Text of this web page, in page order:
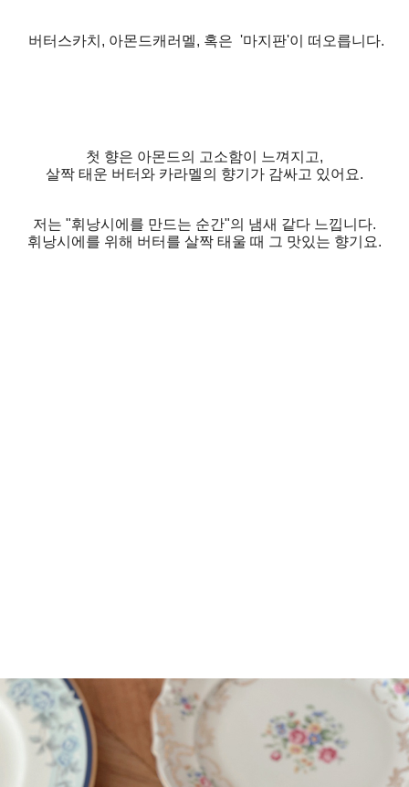
버터스카치, 아몬드캐러멜, 혹은 '마지판'이 떠오릅니다.
첫 향은 아몬드의 고소함이 느껴지고,
살짝 태운 버터와 카라멜의 향기가 감싸고 있어요.
저는 "휘낭시에를 만드는 순간"의 냄새 같다 느낍니다.
휘낭시에를 위해 버터를 살짝 태울 때 그 맛있는 향기요.